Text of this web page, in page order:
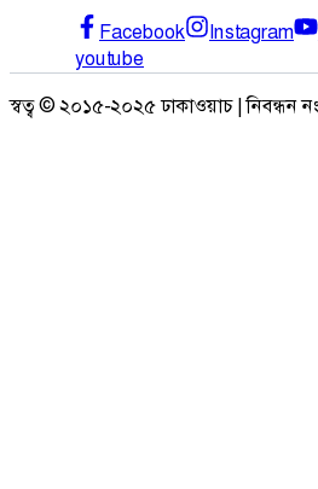
Facebook Instagram
youtube
স্বত্ব © ২০১৫-২০২৫ ঢাকাওয়াচ | নিবন্ধন